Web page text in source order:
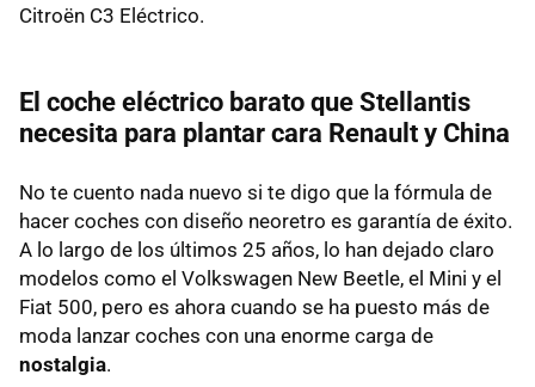
Citroën C3 Eléctrico.
El coche eléctrico barato que Stellantis
necesita para plantar cara Renault y China
No te cuento nada nuevo si te digo que la fórmula de
hacer coches con diseño neoretro es garantía de éxito.
A lo largo de los últimos 25 años, lo han dejado claro
modelos como el Volkswagen New Beetle, el Mini y el
Fiat 500, pero es ahora cuando se ha puesto más de
moda lanzar coches con una enorme carga de
nostalgia.